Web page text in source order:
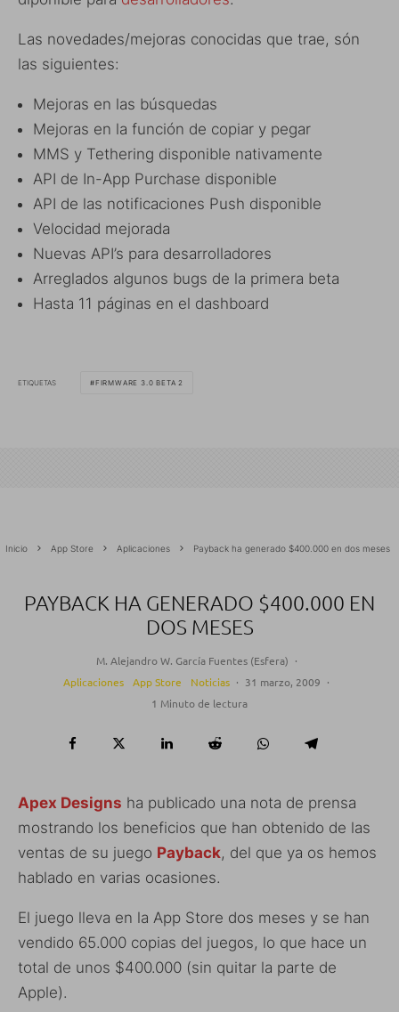
Las novedades/mejoras conocidas que trae, són
las siguientes:
Mejoras en las búsquedas
Mejoras en la función de copiar y pegar
MMS y Tethering disponible nativamente
API de In-App Purchase disponible
API de las notificaciones Push disponible
Velocidad mejorada
Nuevas API’s para desarrolladores
Arreglados algunos bugs de la primera beta
Hasta 11 páginas en el dashboard
ETIQUETAS FIRMWARE 3.0 BETA 2
Inicio App Store Aplicaciones Payback ha generado $400.000 en dos meses
PAYBACK HA GENERADO $400.000 EN
DOS MESES
M. Alejandro W. García Fuentes (Esfera) ·
Aplicaciones
App Store Noticias · 31 marzo, 2009 ·
1 Minuto de lectura
Apex Designs ha publicado una nota de prensa
mostrando los beneficios que han obtenido de las
ventas de su juego Payback, del que ya os hemos
hablado en varias ocasiones.
El juego lleva en la App Store dos meses y se han
vendido 65.000 copias del juegos, lo que hace un
total de unos $400.000 (sin quitar la parte de
Apple).